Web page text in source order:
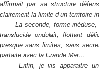
affirmait par sa structure
clairement la limite d’un territoire
La seconde, forme-méduse,
translucide ondulait, flottant
presque sans limites, sans
parfaite avec la Grande Mer…
Enfin, je vis apparaitre un